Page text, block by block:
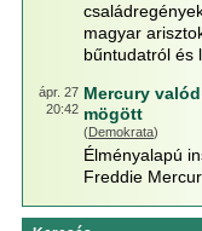
magyar
bűntudatról és
ápr. 27
20:42
Mercury
mögött
(Demokrata)
Élményalapú
Freddie